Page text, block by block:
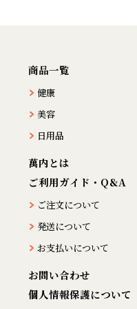
商品一覧
健康
美容
日用品
萬内とは
ご利用ガイド・Q&A
ご注文について
発送について
お支払いについて
お問い合わせ
個人情報保護について